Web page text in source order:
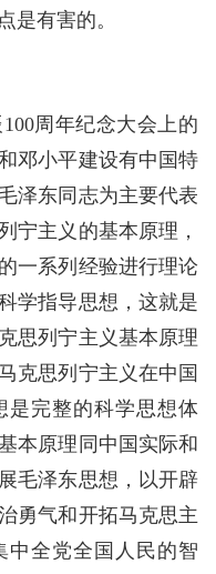
是有害的。
周年纪念大会上的
邓小平建设有中国特
泽东同志为主要代表
宁主义的基本原理，
一系列经验进行理论
学指导思想，这就是
思列宁主义基本原理
克思列宁主义在中国
是完整的科学思想体
本原理同中国实际和
毛泽东思想，以开辟
勇气和开拓马克思主
中全党全国人民的智